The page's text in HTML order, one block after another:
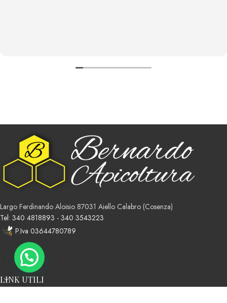
Largo Ferdinando Aloisio 87031 Aiello Calabro (Cosenza)
Tel: 340 4818893 - 340 3543223
P.Iva 03644780789
LINK UTILI